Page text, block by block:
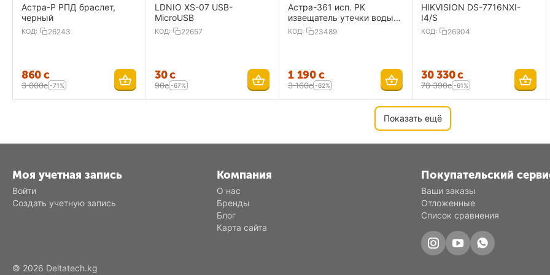
Астра-Р РПД браслет,
черный
КОД: 26243
‍860‍с
3 000с -71%
LDNIO XS-07 USB-
MicroUSB
КОД: 22657
‍30‍с
‍90‍с -67%
Астра-361 исп. РК
извещатель утечки воды,
радиоканальный
КОД: 23489
1 190 с
3 160с -62%
HIKVISION DS-7716NXI-
I4/S
КОД: 26904
30 330с
78 390с -61%
Показать ещё
Моя учетная запись
Войти
Создать учетную запись
Компания
О нас
Бренды
Блог
Карта сайта
Покупательский
Ваши заказы
Отложенные
Список сравнения
© 2026 Deltatech.kg